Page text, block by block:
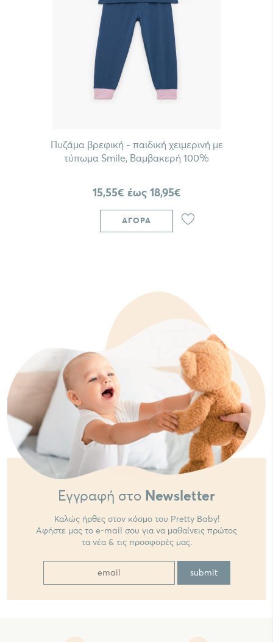
Πυζάμα βρεφική - παιδική χειμερινή με
τύπωμα Smile, Βαμβακερή 100%
15,55€ έως 18,95€
ΑΓΟΡΆ
Εγγραφή στο Newsletter
Καλώς ήρθες στον κόσμο του Pretty Baby!
Αφήστε μας το e-mail σου για να μαθαίνεις πρώτος
τα νέα & τις προσφορές μας.